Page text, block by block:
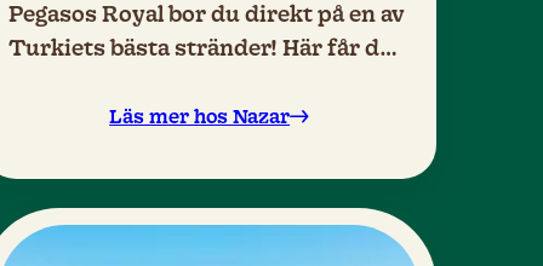
Pegasos Royal bor du direkt på en av
Turkiets bästa stränder! Här får du
All Inclusive, en cool wipeout-bana
personer.
Läs mer hos Nazar